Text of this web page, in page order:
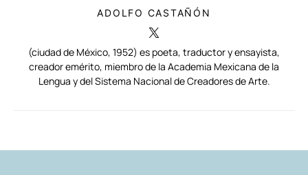
ADOLFO CASTAÑÓN
(ciudad de México, 1952) es poeta, traductor y ensayista,
creador emérito, miembro de la Academia Mexicana de la
Lengua y del Sistema Nacional de Creadores de Arte.